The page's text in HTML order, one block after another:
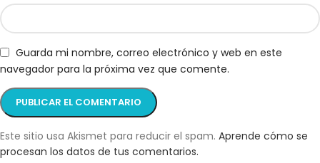
Guarda mi nombre, correo electrónico y web en este
navegador para la próxima vez que comente.
Este sitio usa Akismet para reducir el spam. Aprende cómo se
procesan los datos de tus comentarios.